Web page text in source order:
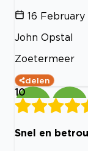
16 February
John Opstal
Zoetermeer
delen
10
Snel en